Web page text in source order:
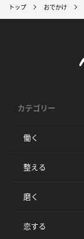
トップ おでかけ
カテゴリー
働く
整える
磨く
恋する